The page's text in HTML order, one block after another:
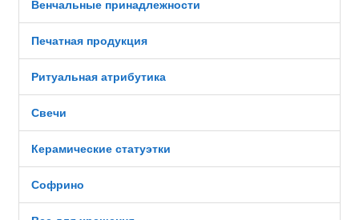
Венчальные принадлежности
Печатная продукция
Ритуальная атрибутика
Свечи
Керамические статуэтки
Софрино